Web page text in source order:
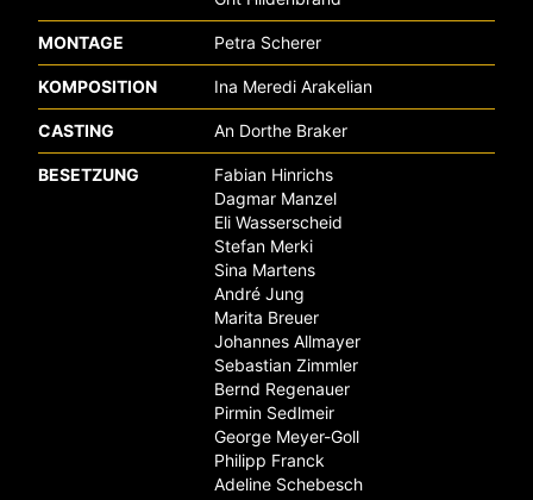
MONTAGE Petra Scherer
KOMPOSITION Ina Meredi Arakelian
CASTING An Dorthe Braker
BESETZUNG
Fabian Hinrichs
Dagmar Manzel
Eli Wasserscheid
Stefan Merki
Sina Martens
André Jung
Marita Breuer
Johannes Allmayer
Sebastian Zimmler
Bernd Regenauer
Pirmin Sedlmeir
George Meyer-Goll
Philipp Franck
Adeline Schebesch